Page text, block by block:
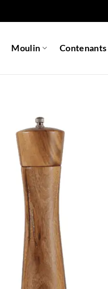
Moulin Contenants